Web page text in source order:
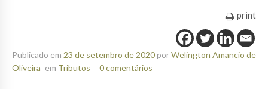
print
Publicado em 23 de setembro de 2020porWelington Amancio de
Oliveira em Tributos 0 comentários